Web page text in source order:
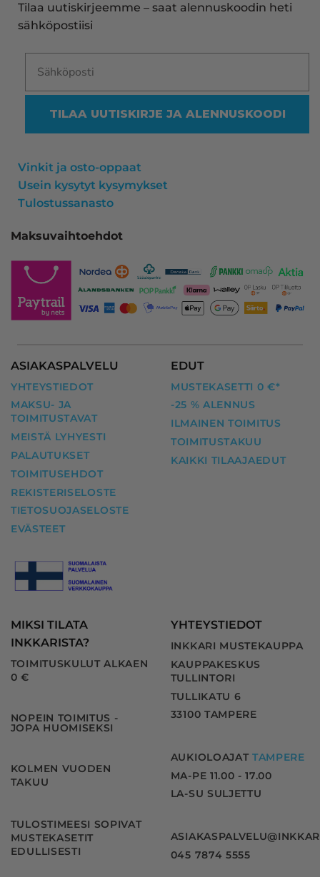
ollut mitään moitittavaa! Lämmin suositus!
Tilaa uutiskirjeemme – saat alennuskoodin heti
sähköpostiisi
TILAA UUTISKIRJE JA ALENNUSKOODI
Vinkit ja osto-oppaat
Usein kysytyt kysymykset
Tulostussanasto
Maksuvaihtoehdot
ASIAKASPALVELU
YHTEYSTIEDOT
MAKSU- JA
TOIMITUSTAVAT
MEISTÄ LYHYESTI
PALAUTUKSET
TOIMITUSEHDOT
REKISTERISELOSTE
TIETOSUOJASELOSTE
EVÄSTEET
EDUT
MUSTEKASETTI 0 €*
-25 % ALENNUS
ILMAINEN TOIMITUS
TOIMITUSTAKUU
KAIKKI TILAAJAEDUT
MIKSI TILATA
INKKARISTA?
TOIMITUSKULUT ALKAEN
0 €
NOPEIN TOIMITUS -
JOPA HUOMISEKSI
KOLMEN VUODEN
TAKUU
TULOSTIMEESI SOPIVAT
MUSTEKASETIT
EDULLISESTI
YHTEYSTIEDOT
INKKARI MUSTEKAUPPA
KAUPPAKESKUS
TULLINTORI
TULLIKATU 6
33100 TAMPERE
AUKIOLOAJAT TAMPERE
MA-PE 11.00 - 17.00
LA-SU SULJETTU
045 7874 5555